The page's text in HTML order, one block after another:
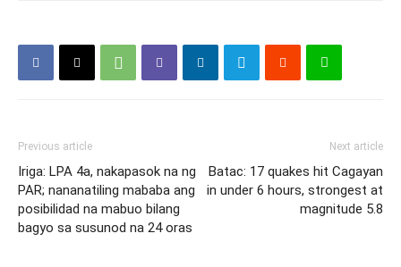
Previous article
Iriga: LPA 4a, nakapasok na ng
PAR; nananatiling mababa ang
posibilidad na mabuo bilang
bagyo sa susunod na 24 oras
Next article
Batac: 17 quakes hit Cagayan
in under 6 hours, strongest at
magnitude 5.8